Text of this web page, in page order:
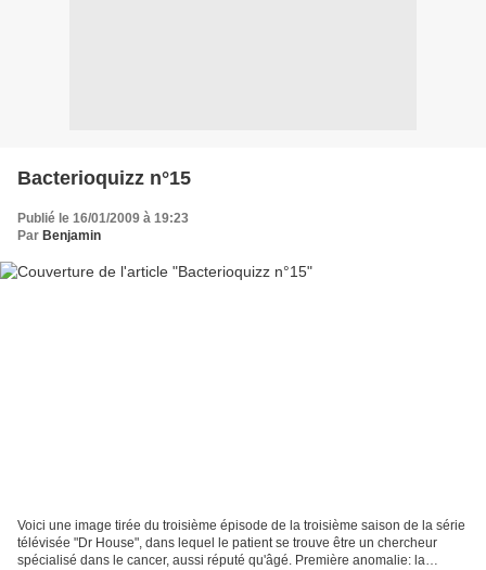
Bacterioquizz n°15
Publié le 16/01/2009 à 19:23
Par Benjamin
Voici une image tirée du troisième épisode de la troisième saison de la série
télévisée "Dr House", dans lequel le patient se trouve être un chercheur
spécialisé dans le cancer, aussi réputé qu'âgé. Première anomalie: la